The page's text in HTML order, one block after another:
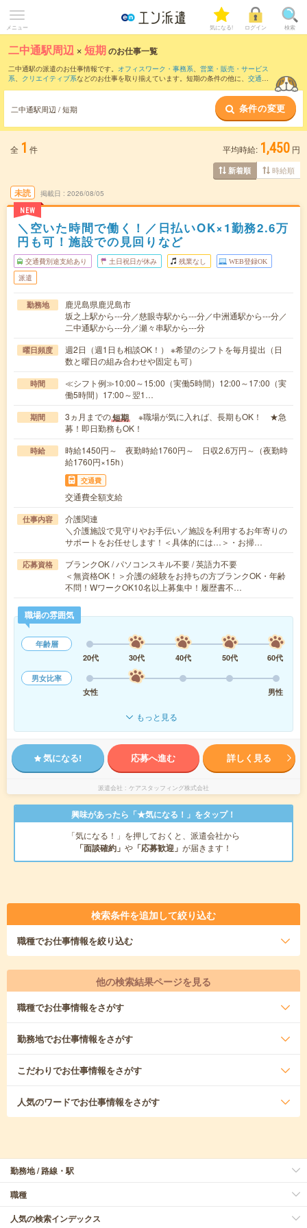
メニュー 気になる! ログイン 検索
二中通駅周辺 ×短期のお仕事一覧
二中通駅の派遣のお仕事情報です。 オフィスワーク・事務系、 営業・販売・サービス
系、 クリエイティブ系などのお仕事を取り揃えています。短期の条件の他に、 交通費
二中通駅周辺 / 短期 条件の変更
全 1 件 平均時給: 1,450 円
新着順 時給順
未読
NEW
掲載日 2026/08/05
＼空いた時間で働く！／日払いOK×1勤務2.6万
円も可！施設での見回りなど
交通費別途支給あり 土日祝日が休み 残業なし WEB登録OK
派遣
勤務地
鹿児島県鹿児島市
坂之上駅から---分／慈眼寺駅から---分／中洲通駅から---分／
二中通駅から---分／瀬々串駅から---分
曜日頻度
週2日（週1日も相談OK！） ※希望のシフトを毎月提出（日
数と曜日の組み合わせや固定も可）
時間
≪シフト例≫10:00～15:00（実働5時間）12:00～17:00（実
働5時間）17:00～翌1…
期間 3ヵ月までの短期
※職場が気に入れば、長期もOK！ ★急
募！即日勤務もOK！
時給
時給1450円～ 夜勤時給1760円～ 日収2.6万円～（夜勤時
給1760円×15h）
交通費
交通費全額支給
仕事内容
介護関連
＼介護施設で見守りやお手伝い／施設を利用するお年寄りの
サポートをお任せします！＜具体的には…＞・お掃…
応募資格
ブランクOK / パソコンスキル不要 / 英語力不要
＜無資格OK！＞介護の経験をお持ちの方ブランクOK・年齢
不問！WワークOK10名以上募集中！履歴書不…
職場の雰囲気
年齢層
20代
30代 40代 50代
60代
男女比率
女性
男性
もっと見る
気になる! 応募へ進む 詳しく見る
派遣会社 ケアスタッフィング株式会社
興味があったら「★気になる！」をタップ！
「気になる！」を押しておくと、派遣会社から
「面談確約」 や 「応募歓迎」 が届きます！
検索条件を追加して絞り込む
職種でお仕事情報を絞り込む
他の検索結果ページを見る
職種でお仕事情報をさがす
勤務地でお仕事情報をさがす
こだわりでお仕事情報をさがす
人気のワードでお仕事情報をさがす
勤務地 / 路線・駅
職種
人気の検索インデックス